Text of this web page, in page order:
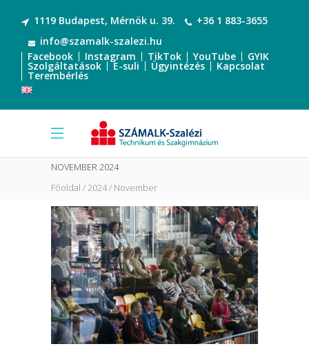
1119 Budapest, Mérnök u. 39.
+36 1 883-3655
info@szamalk-szalezi.hu
Facebook
Instagram TikTok YouTube GYIK
Szolgáltatások E-suli Ügyintézés Kapcsolat
Terembérlés
NOVEMBER 2024
Főoldal 2024 November